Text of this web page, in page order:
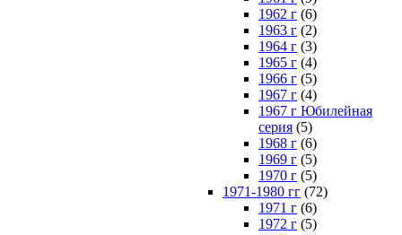
1962 г (6)
1963 г (2)
1964 г (3)
1965 г (4)
1966 г (5)
1967 г (4)
1967 г Юбилейная
серия (5)
1968 г (6)
1969 г (5)
1970 г (5)
1971-1980 гг (72)
1971 г (6)
1972 г (5)